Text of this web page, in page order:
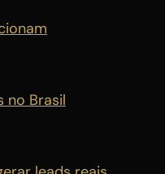
no Brasil